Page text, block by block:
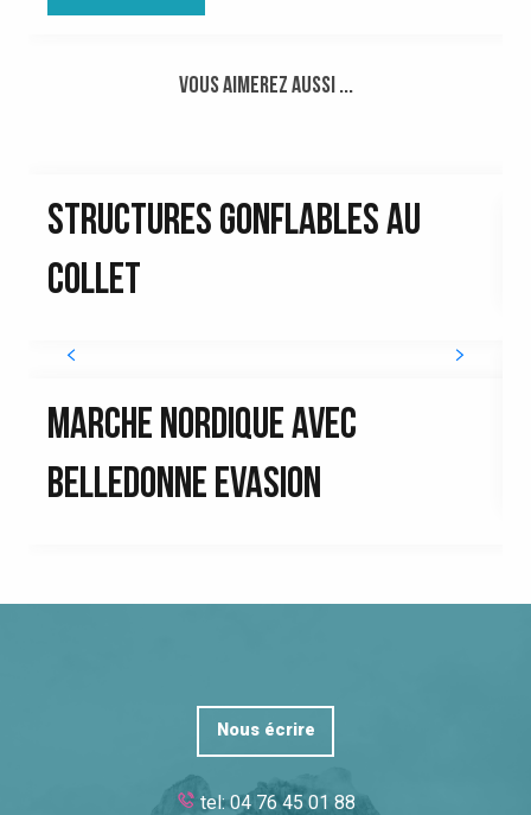
Vous aimerez aussi ...
STRUCTURES GONFLABLES AU
COLLET
MARCHE NORDIQUE AVEC
BELLEDONNE EVASION
Nous écrire
tel: 04 76 45 01 88